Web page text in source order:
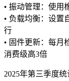
• 振动管理：使用
• 负载均衡：设置
行
• 固件更新：每月
消费级高3倍
2025年第三季度